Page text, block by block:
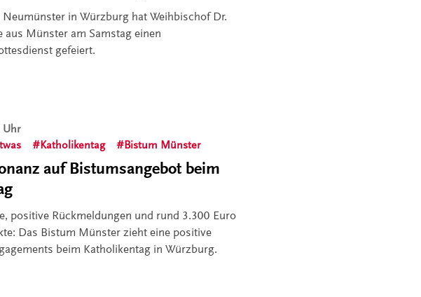
in Würzburg hat Weihbischof Dr.
aus Münster am Samstag einen
gefeiert.
Uhr
Katholikentag Bistum Münster
auf Bistumsangebot beim
positive Rückmeldungen und rund 3.300 Euro
Das Bistum Münster zieht eine positive
beim Katholikentag in Würzburg.